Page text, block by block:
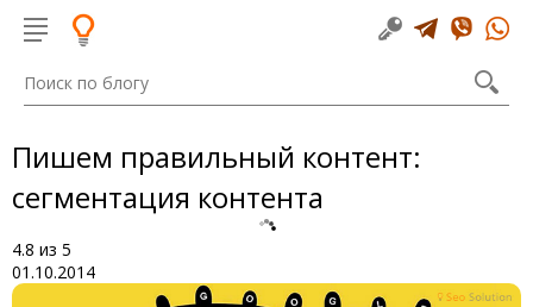
Пишем правильный контент:
сегментация контента
4.8 из 5
01.10.2014